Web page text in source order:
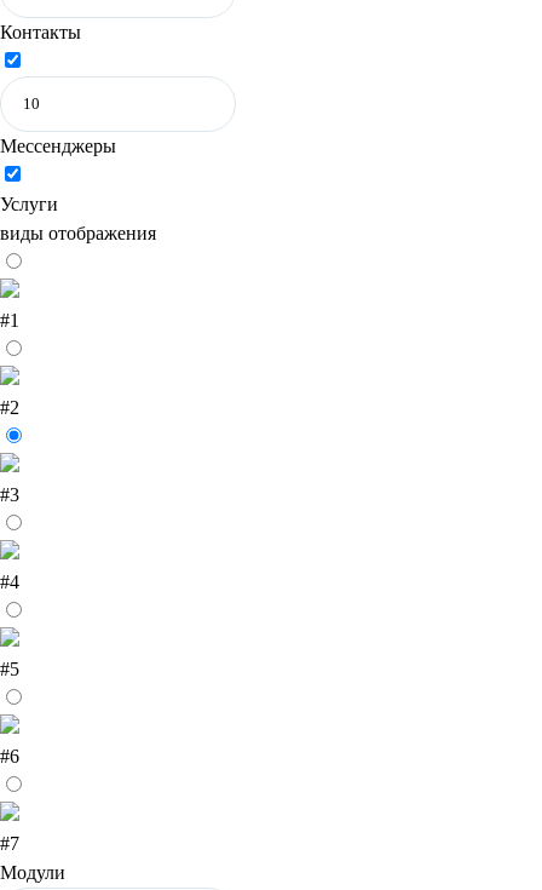
Контакты
Мессенджеры
Услуги
виды отображения
#1
#2
#3
#4
#5
#6
#7
Модули